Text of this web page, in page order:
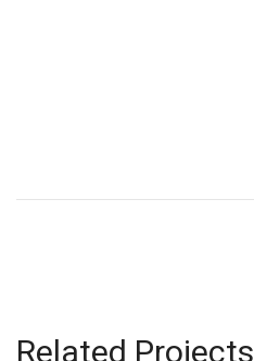
Related Projects